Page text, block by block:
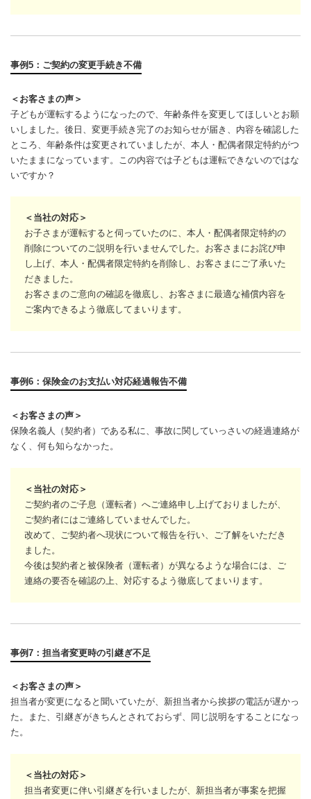
事例5：ご契約の変更手続き不備
＜お客さまの声＞
子どもが運転するようになったので、年齢条件を変更してほしいとお願
いしました。後日、変更手続き完了のお知らせが届き、内容を確認した
ところ、年齢条件は変更されていましたが、本人・配偶者限定特約がつ
いたままになっています。この内容では子どもは運転できないのではな
いですか？
＜当社の対応＞
お子さまが運転すると伺っていたのに、本人・配偶者限定特約の
削除についてのご説明を行いませんでした。お客さまにお詫び申
し上げ、本人・配偶者限定特約を削除し、お客さまにご了承いた
だきました。
お客さまのご意向の確認を徹底し、お客さまに最適な補償内容を
ご案内できるよう徹底してまいります。
事例6：保険金のお支払い対応経過報告不備
＜お客さまの声＞
保険名義人（契約者）である私に、事故に関していっさいの経過連絡が
なく、何も知らなかった。
＜当社の対応＞
ご契約者のご子息（運転者）へご連絡申し上げておりましたが、
ご契約者にはご連絡していませんでした。
改めて、ご契約者へ現状について報告を行い、ご了解をいただき
ました。
今後は契約者と被保険者（運転者）が異なるような場合には、ご
連絡の要否を確認の上、対応するよう徹底してまいります。
事例7：担当者変更時の引継ぎ不足
＜お客さまの声＞
担当者が変更になると聞いていたが、新担当者から挨拶の電話が遅かっ
た。また、引継ぎがきちんとされておらず、同じ説明をすることになっ
た。
＜当社の対応＞
担当者変更に伴い引継ぎを行いましたが、新担当者が事案を把握